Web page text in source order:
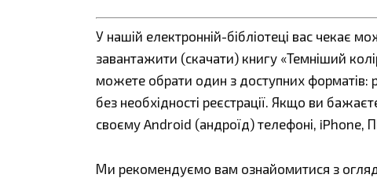
У нашій електронній-бібліотеці вас чекає
завантажити (скачати) книгу «Темніший
можете обрати один з доступних
без необхідності реєстрації. Якщо ви
своєму Android (андроїд) телефоні,
Ми рекомендуємо вам ознайомитися з